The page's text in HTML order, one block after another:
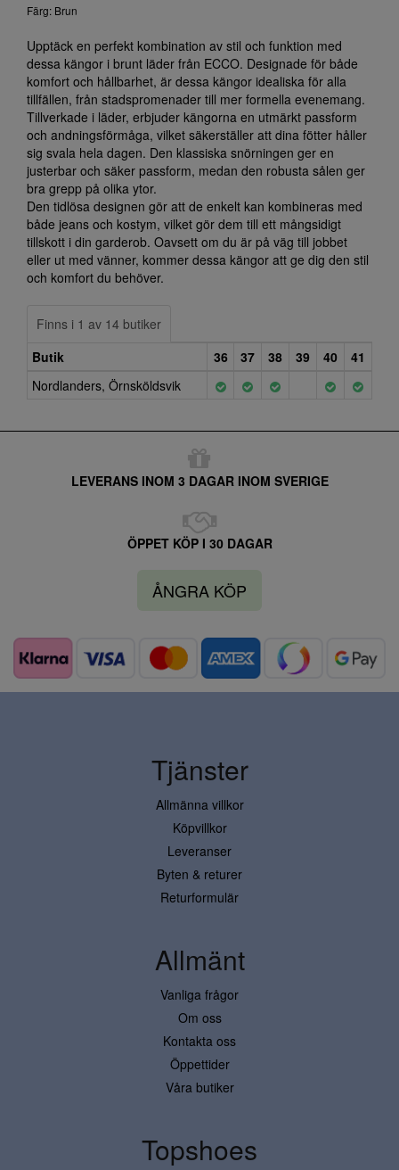
Färg: Brun
Upptäck en perfekt kombination av stil och funktion med
dessa kängor i brunt läder från ECCO. Designade för både
komfort och hållbarhet, är dessa kängor idealiska för alla
tillfällen, från stadspromenader till mer formella evenemang.
Tillverkade i läder, erbjuder kängorna en utmärkt passform
och andningsförmåga, vilket säkerställer att dina fötter håller
sig svala hela dagen. Den klassiska snörningen ger en
justerbar och säker passform, medan den robusta sålen ger
bra grepp på olika ytor.
Den tidlösa designen gör att de enkelt kan kombineras med
både jeans och kostym, vilket gör dem till ett mångsidigt
tillskott i din garderob. Oavsett om du är på väg till jobbet
eller ut med vänner, kommer dessa kängor att ge dig den stil
och komfort du behöver.
Finns i 1 av 14 butiker
Butik
36 37 38 39 40
41
Nordlanders, Örnsköldsvik
LEVERANS INOM 3 DAGAR INOM SVERIGE
ÖPPET KÖP I 30 DAGAR
ÅNGRA KÖP
Tjänster
Allmänna villkor
Köpvillkor
Leveranser
Byten & returer
Returformulär
Allmänt
Vanliga frågor
Om oss
Kontakta oss
Öppettider
Våra butiker
Topshoes